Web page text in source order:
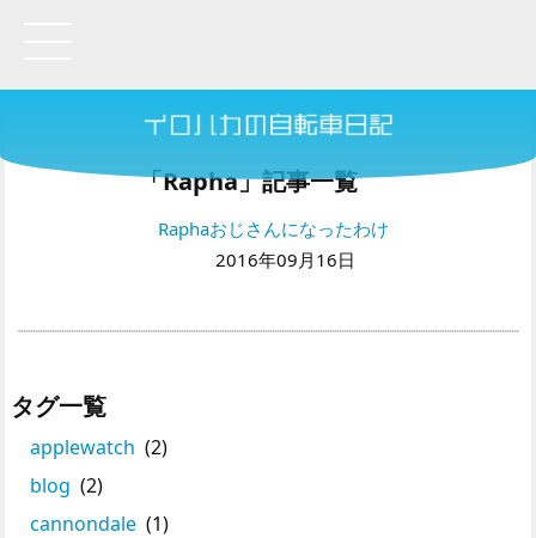
「Rapha」記事一覧
Raphaおじさんになったわけ
2016年09月16日
タグ一覧
applewatch (2)
blog (2)
cannondale (1)